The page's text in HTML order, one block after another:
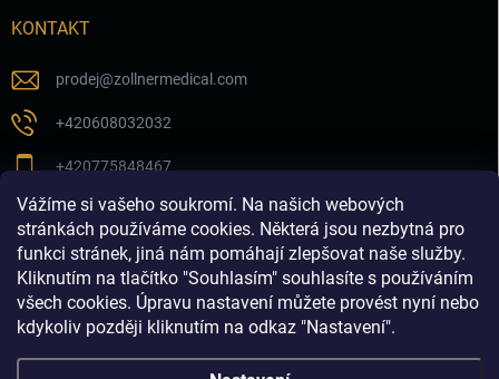
Vážíme si vašeho soukromí. Na našich webových
stránkách používáme cookies. Některá jsou nezbytná pro
funkci stránek, jiná nám pomáhají zlepšovat naše služby.
Kliknutím na tlačítko "Souhlasím" souhlasíte s používáním
všech cookies. Úpravu nastavení můžete provést nyní nebo
kdykoliv později kliknutím na odkaz "Nastavení".
KONTAKT
prodej@zollnermedical.com
+420608032032
+420775848467
Sledujte nás na našem FB profilu
zollnermedical_eu